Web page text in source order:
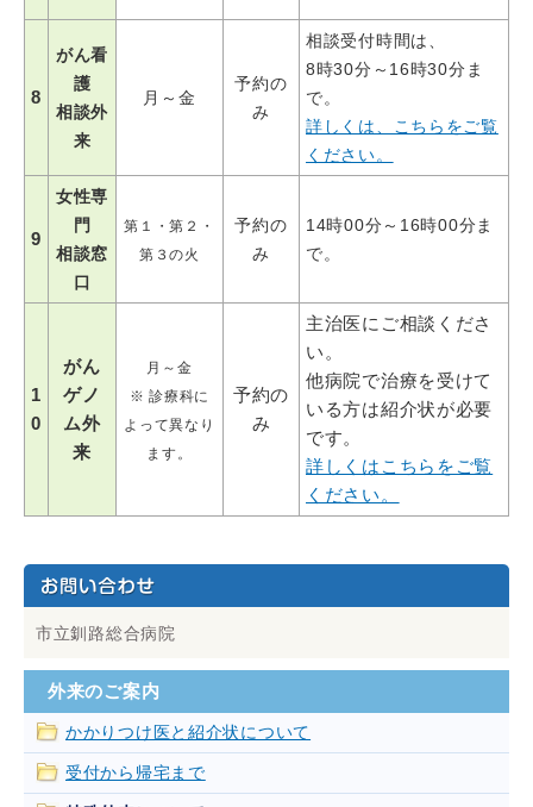
8
がん看
護
相談外
来
月～金
予約の
み
相談受付時間は、
8時30分～16時30分ま
で。
詳しくは、こちらをご覧
ください。
9
女性専
門
相談窓
口
第１・第２・
第３の火
予約の
み
14時00分～16時00分ま
で。
1
0
がん
ゲノ
ム外
来
月～金
※ 診療科に
よって異なり
ます。
予約の
み
主治医にご相談くださ
い。
他病院で治療を受けて
いる方は紹介状が必要
です。
詳しくはこちらをご覧
ください。
市立釧路総合病院
外来のご案内
かかりつけ医と紹介状について
受付から帰宅まで